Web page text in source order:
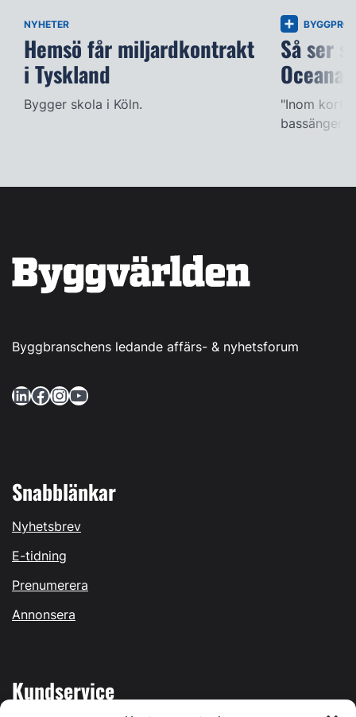
NYHETER
Hemsö får miljardkontrakt
i Tyskland
Bygger skola i Köln.
Så ser
Oceana
"Inom kort
Byggbranschens ledande affärs- & nyhetsforum
LinkedIn Facebook InstagramYouTube
Snabblänkar
Nyhetsbrev
E-tidning
Prenumerera
Annonsera
Kundservice